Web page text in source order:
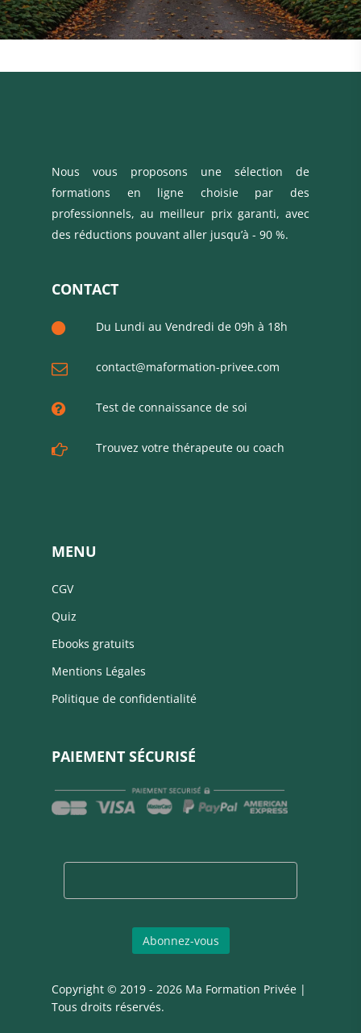
Nous vous proposons une sélection de
formations en ligne choisie par des
professionnels, au meilleur prix garanti, avec
des réductions pouvant aller jusqu’à - 90 %.
CONTACT
Du Lundi au Vendredi de 09h à 18h
contact@maformation-privee.com
Test de connaissance de soi
Trouvez votre thérapeute ou coach
MENU
CGV
Quiz
Ebooks gratuits
Mentions Légales
Politique de confidentialité
PAIEMENT SÉCURISÉ
Copyright © 2019 - 2026 Ma Formation Privée |
Tous droits réservés.